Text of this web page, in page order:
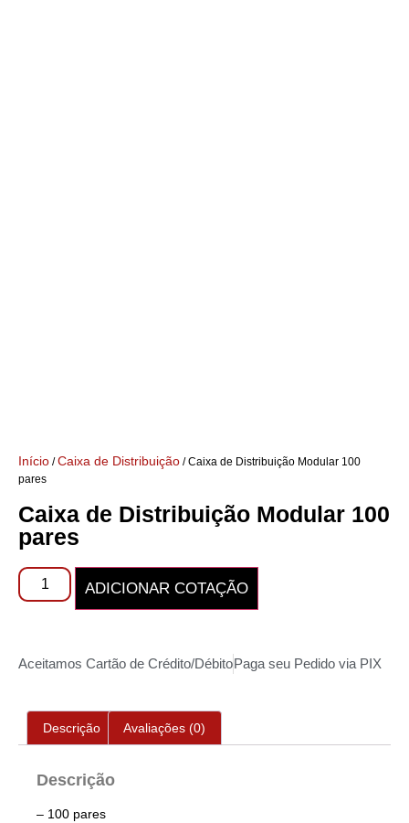
Início /Caixa de Distribuição / Caixa de Distribuição Modular 100
pares
Caixa de Distribuição Modular 100
pares
ADICIONAR COTAÇÃO
Aceitamos Cartão de Crédito/DébitoPaga seu Pedido via PIX
Descrição Avaliações (0)
Descrição
– 100 pares